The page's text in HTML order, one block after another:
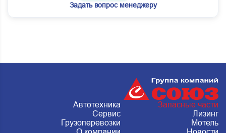
Задать вопрос менеджеру
Автотехника
Запасные части
Сервис
Лизинг
Грузоперевозки
Мотель